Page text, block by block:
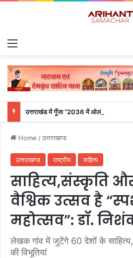
Home /उत्तराखण्ड
उत्तराखण्ड राष्ट्रीय सहित्य
साहित्य,संस्कृति
वैश्विक उत्सव है
महोत्सव”: डॉ.
लेखक गांव में जुटेंगे 60 देशों के
की विभूतियां